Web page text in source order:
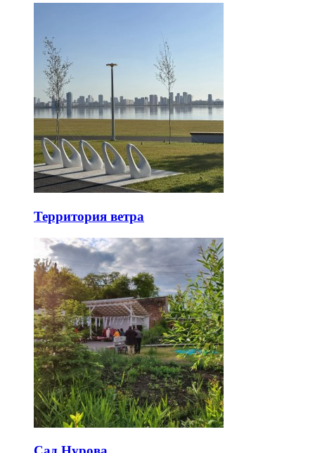
Территория ветра